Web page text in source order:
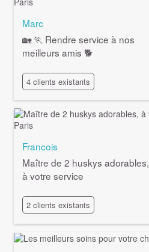
Marc
🏡 🏃 Rendre service à nos
meilleurs amis 🐕
4 clients existants
Francois
Maître de 2 huskys adorables,
à votre service
2 clients existants